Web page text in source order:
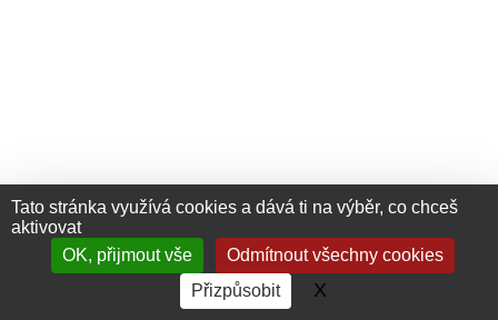
Tato stránka využívá cookies a dává ti na výběr, co chceš
aktivovat
OK, přijmout vše
Odmítnout všechny cookies
Přizpůsobit
X